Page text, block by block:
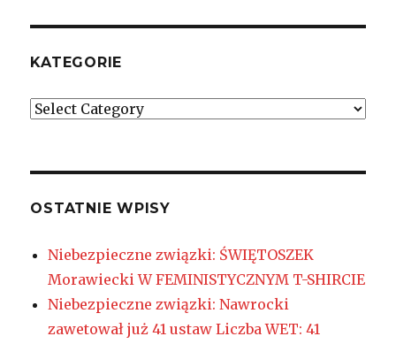
KATEGORIE
Kategorie
OSTATNIE WPISY
Niebezpieczne związki: ŚWIĘTOSZEK
Morawiecki W FEMINISTYCZNYM T-SHIRCIE
Niebezpieczne związki: Nawrocki
zawetował już 41 ustaw Liczba WET: 41